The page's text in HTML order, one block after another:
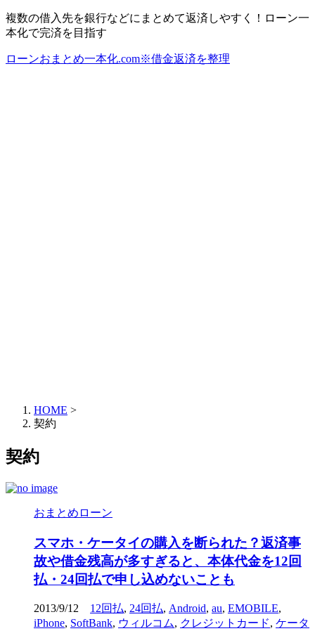
複数の借入先を銀行などにまとめて返済しやすく！ローン一
本化で完済を目指す
ローンおまとめ一本化.com※借金返済を整理
HOME >
契約
契約
おまとめローン
スマホ・ケータイの購入を断られた？返済事
故や借金残高が多すぎると、本体代金を12回
払・24回払で申し込めないことも
2013/9/12 12回払, 24回払, Android, au, EMOBILE,
iPhone, SoftBank, ウィルコム, クレジットカード, ケータ